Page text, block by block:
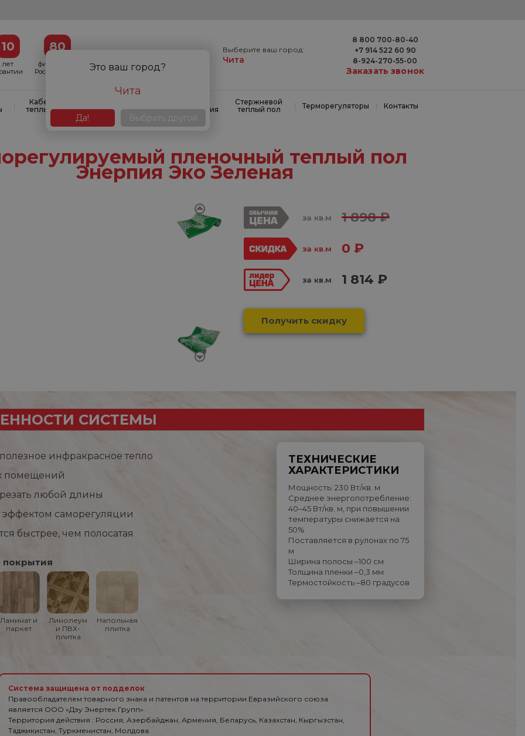
10
лет
80
филиалов в
России и СНГ
Выберите ваш город:
Чита
8 800 700-80-40
+7 914 522 60 90
8-924-270-55-00
Заказать звонок
Кабельные
теплые полы
маты
антиобледенения
Стержневой
теплый пол
Терморегуляторы Контакты
пленочный теплый пол
Энерпия Эко Зеленая
за кв.м 1 898 ₽
за кв.м 0 ₽
за кв.м 1 814 ₽
Получить скидку
СИСТЕМЫ
инфракрасное тепло
помещений
любой длины
эффектом саморегуляции
быстрее, чем полосатая
покрытия
Ламинат и
паркет
Линолеум
и ПВХ-
плитка
Напольная
плитка
ТЕХНИЧЕСКИЕ
ХАРАКТЕРИСТИКИ
Мощность: 230 Вт/кв. м
Среднее энергопотребление:
40–45 Вт/кв. м, при повышении
температуры снижается на
50%
Поставляется в рулонах по 75
м
Ширина полосы –100 см
Толщина пленки –0,3 мм
Термостойкость –80 градусов
Система защищена от подделок
Правообладателем товарного знака и патентов на территории Евразийского союза
является ООО «Дэу Энертек Групп».
Территория действия : Россия, Азербайджан, Армения, Беларусь, Казахстан, Кыргызстан,
Таджикистан, Туркменистан, Молдова.
Это ваш город?
Чита
Да! Выбрать другой